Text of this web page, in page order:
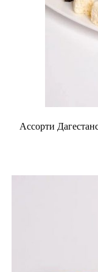
Ассорти